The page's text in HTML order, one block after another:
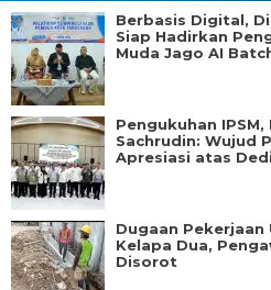
Berbasis Digital,
Siap Hadirkan
Muda Jago AI
Pengukuhan
Sachrudin: Wujud
Apresiasi atas
Dugaan
Kelapa Dua,
Disorot